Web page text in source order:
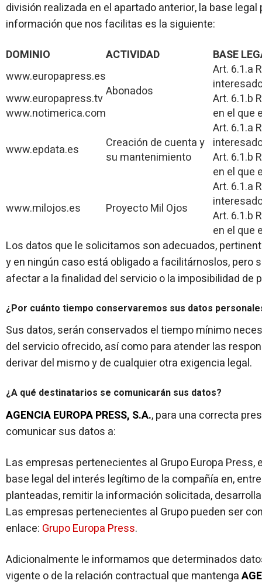
división realizada en el apartado anterior, la base
información que nos facilitas es la siguiente:
DOMINIO
ACTIVIDAD
BASE
www.europapress.es
Abonados
Art. 6.1.a
www.europapress.tv
Art. 6.1.b
en el que
www.notimerica.com
www.epdata.es
Creación de cuenta y
su mantenimiento
Art. 6.1.a
Art. 6.1.b
en el que
www.milojos.es Proyecto Mil Ojos
Art. 6.1.a
Art. 6.1.b
en el que
Los datos que le solicitamos son adecuados,
y en ningún caso está obligado a facilitárnoslos, pero
afectar a la finalidad del servicio o la imposibilidad de
¿Por cuánto tiempo conservaremos sus datos
Sus datos, serán conservados el tiempo mínimo
del servicio ofrecido, así como para atender las
derivar del mismo y de cualquier otra exigencia legal.
¿A qué destinatarios se comunicarán sus datos?
AGENCIA EUROPA PRESS, S.A., para una correcta
comunicar sus datos a:
Las empresas pertenecientes al Grupo Europa Press,
base legal del interés legítimo de la compañía en,
planteadas, remitir la información solicitada,
Las empresas pertenecientes al Grupo pueden ser
enlace: Grupo Europa Press.
Adicionalmente le informamos que determinados
vigente o de la relación contractual que mantenga